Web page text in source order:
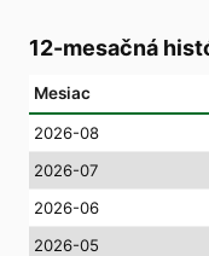
12-mesačná
Mesiac
2026-08
2026-07
2026-06
2026-05